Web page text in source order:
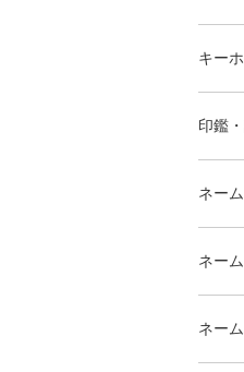
キー
印鑑
ネー
ネー
ネー